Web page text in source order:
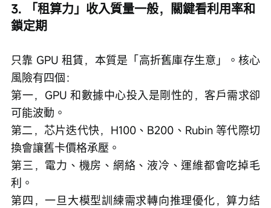
3. 「租算力」收入質量一般，關鍵看利用率和
鎖定期
只靠 GPU 租賃，本質是「高折舊庫存生意」。核心
風險有四個：
第一，GPU 和數據中心投入是剛性的，客戶需求卻
可能波動。
第二，芯片迭代快，H100、B200、Rubin 等代際切
換會讓舊卡價格承壓。
第三，電力、機房、網絡、液冷、運維都會吃掉毛
利。
第四，一旦大模型訓練需求轉向推理優化，算力結